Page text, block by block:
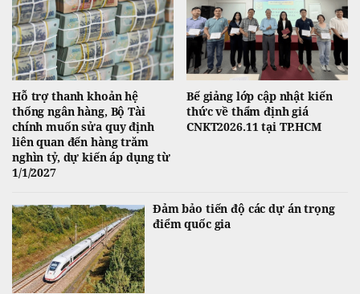
Hỗ trợ thanh khoản hệ
thống ngân hàng, Bộ Tài
chính muốn sửa quy định
liên quan đến hàng trăm
nghìn tỷ, dự kiến áp dụng từ
1/1/2027
Bế giảng lớp cập nhật kiến
thức về thẩm định giá
CNKT2026.11 tại TP.HCM
Đảm bảo tiến độ các dự án trọng
điểm quốc gia